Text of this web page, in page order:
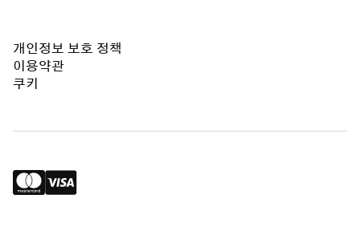
개인정보 보호 정책
이용약관
쿠키